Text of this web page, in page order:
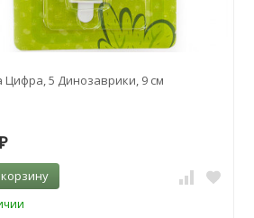
Цифра, 5 Динозаврики, 9 см